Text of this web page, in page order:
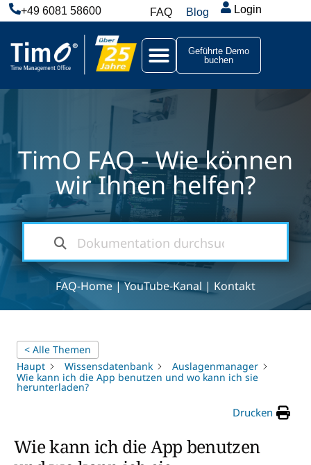
+49 6081 58600 FAQ Blog Login
Geführte Demo
buchen
TimO FAQ - Wie können
wir Ihnen helfen?
FAQ-Home|YouTube-Kanal | Kontakt
< Alle Themen
Haupt
Wissensdatenbank
Auslagenmanager
Wie kann ich die App benutzen und wo kann ich sie
herunterladen?
Drucken
Wie kann ich die App benutzen